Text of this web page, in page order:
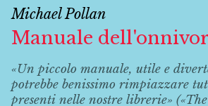
Michael Pollan
Manuale
«Un piccolo manuale, utile e
potrebbe benissimo rimpiazzare
presenti nelle nostre librerie»